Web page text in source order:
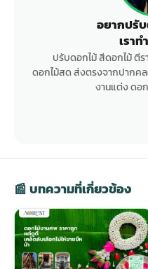
อยากปรับ
เราท
ปรับดอกไม้ สีดอกไม้ ตี
ดอกไม้สด ส่งตรงจากปากค
งานแต่ง ดอก
📰 บทความที่เกี่ยวข้อง